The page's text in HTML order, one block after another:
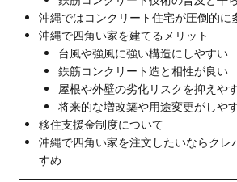
沖縄ではコンクリート住宅が圧倒的に
沖縄で四角い家を建てるメリット
台風や強風に強い構造にしやすい
鉄筋コンクリート造と相性が良い
屋根や外壁の劣化リスクを抑えや
将来的な増改築や用途変更がしや
移住支援金制度について
沖縄で四角い家を注文したいならクレ
すめ